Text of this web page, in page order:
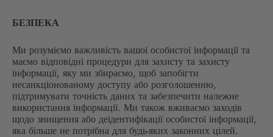
БЕЗПЕКА
Ми розуміємо важливість вашої особистої інформації та
маємо відповідні процедури для захисту та захисту
інформації, яку ми збираємо, щоб запобігти
несанкціонованому доступу або розголошенню,
підтримувати точність даних та забезпечити належне
використання інформації. Ми також вживаємо заходів
щодо знищення або деідентифікації особистої інформації,
яка більше не потрібна для будь-яких законних цілей.